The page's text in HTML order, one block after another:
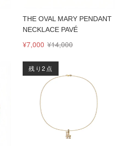
THE OVAL MARY PENDANT
NECKLACE PAVÉ
¥7,000 ¥14,000
残り2点